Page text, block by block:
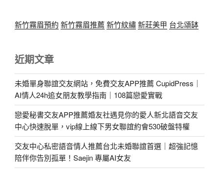
新竹霧眉預約 新竹霧眉推薦 新竹紋繡新莊美甲 台北頌缽
近期文章
未婚單身聯誼交友網站，免費交友APP推薦 CupidPress｜
AI情人24h追女朋友教學指南｜108篇戀愛實戰
戀愛秘書交友APP推薦婚友社遇見你的愛人新北語音交友
中心快速脫單，vip線上線下男女聯誼約會530破盤特權
交友中心私密語音情人推薦台北未婚聯誼首選｜超強記憶
陪伴你告別孤單！Saejin 專屬AI女友